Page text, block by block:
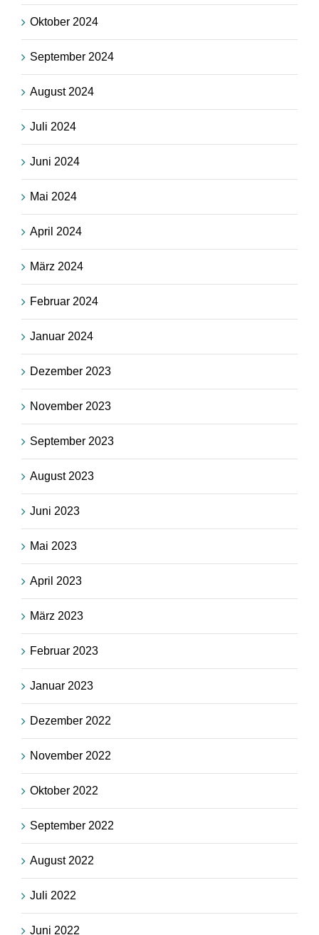
Oktober 2024
September 2024
August 2024
Juli 2024
Juni 2024
Mai 2024
April 2024
März 2024
Februar 2024
Januar 2024
Dezember 2023
November 2023
September 2023
August 2023
Juni 2023
Mai 2023
April 2023
März 2023
Februar 2023
Januar 2023
Dezember 2022
November 2022
Oktober 2022
September 2022
August 2022
Juli 2022
Juni 2022